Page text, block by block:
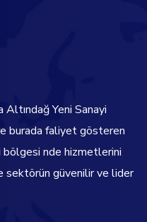
Altındağ Yeni Sanayi
burada faliyet gösteren
bölgesi nde hizmetlerini
sektörün güvenilir ve lider